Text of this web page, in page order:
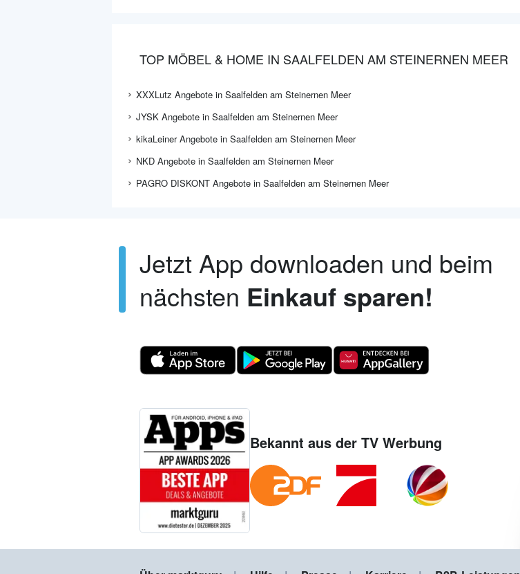
TOP MÖBEL & HOME IN SAALFELDEN AM STEINERNEN MEER
XXXLutz Angebote in Saalfelden am Steinernen Meer
JYSK Angebote in Saalfelden am Steinernen Meer
kikaLeiner Angebote in Saalfelden am Steinernen Meer
NKD Angebote in Saalfelden am Steinernen Meer
PAGRO DISKONT Angebote in Saalfelden am Steinernen Meer
Jetzt App downloaden und beim
nächsten Einkauf sparen!
Bekannt aus der TV Werbung